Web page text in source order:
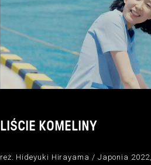
LIŚCIE KOMELINY
reż. Hideyuki Hirayama / Japonia 2022,